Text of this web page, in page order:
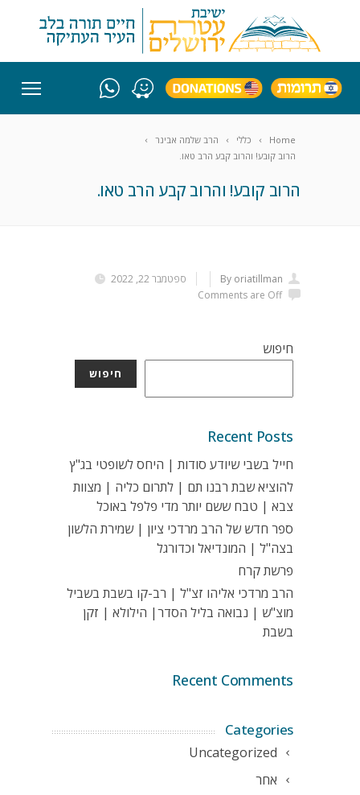
Home כללי
הרב שלמה אבינר
הרוב קובע! והרוב קבע הרב טאו.
הרוב קובע! והרוב קבע הרב טאו.
ספטמבר 22, 2022
By oriatillman
Comments are Off
חיפוש
חיפוש
Recent Posts
חייל בשבי שיודע סודות | היחס לשופטי בג"ץ
להוציא שבת רבנו תם | לתרום כליה | מצוות
צבא | טבח ששם יותר מדי פלפל באוכל
ספר חדש של הרב מרדכי ציון | שמירת הלשון
בצה"ל | המונדיאל וכדורגל
פרשת קרח
הרב מרדכי אליהו זצ"ל | רב-קו בשבת בשביל
מוצ"ש | נבואה בליל הסדר| הילולא | זקן
בשבת
Recent Comments
Categories
Uncategorized
אחר